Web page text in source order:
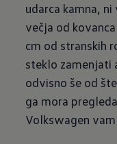
udarca kamna,
večja od
cm od stranskih
steklo zamenjati
odvisno še od
ga mora
Volkswagen